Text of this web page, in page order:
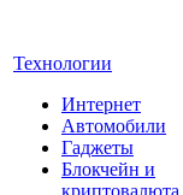
Технологии
Интернет
Автомобили
Гаджеты
Блокчейн и
криптовалюта